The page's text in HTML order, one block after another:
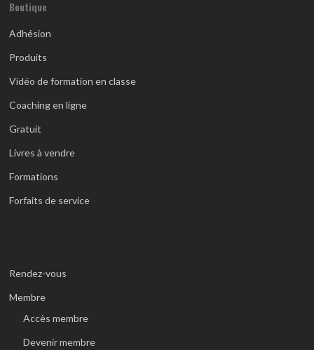
Boutique
Adhésion
Produits
Vidéo de formation en classe
Coaching en ligne
Gratuit
Livres à vendre
Formations
Forfaits de service
Rendez-vous
Membre
Accès membre
Devenir membre